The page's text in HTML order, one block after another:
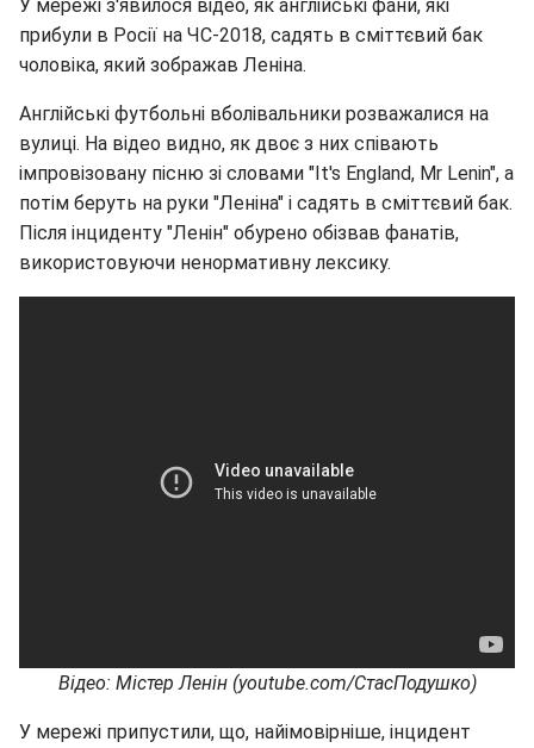
У мережі з'явилося відео, як англійські фани, які
прибули в Росії на ЧС-2018, садять в сміттєвий бак
чоловіка, який зображав Леніна.
Англійські футбольні вболівальники розважалися на
вулиці. На відео видно, як двоє з них співають
імпровізовану пісню зі словами "It's England, Mr Lenin", а
потім беруть на руки "Леніна" і садять в сміттєвий бак.
Після інциденту "Ленін" обурено обізвав фанатів,
використовуючи ненормативну лексику.
Відео: Містер Ленін (youtube.com/СтасПодушко)
У мережі припустили, що, найімовірніше, інцидент